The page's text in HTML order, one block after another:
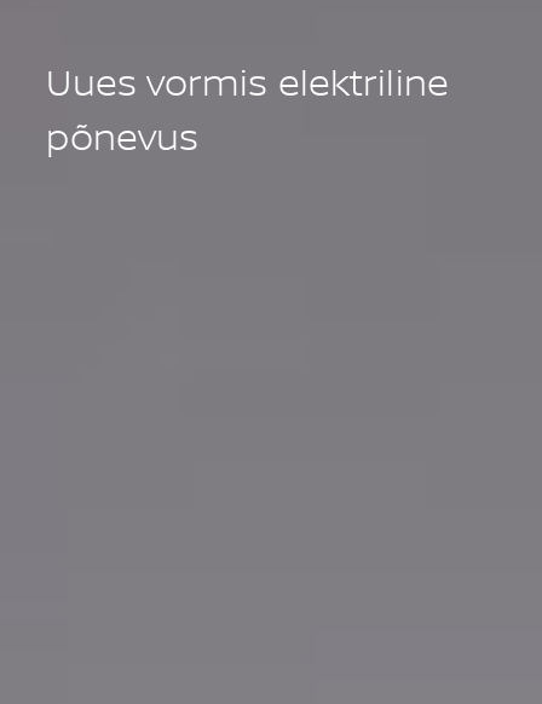
Uues vormis elektriline
põnevus